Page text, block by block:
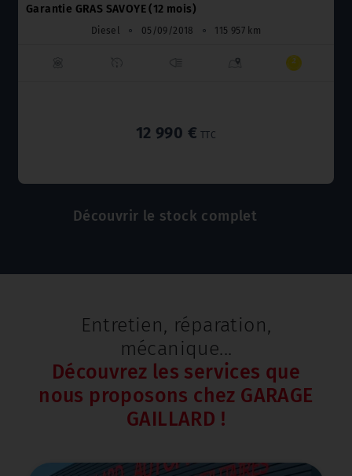
Garantie GRAS SAVOYE (12 mois)
Diesel ⚬ 05/09/2018 ⚬ 115 957 km
12 990 € TTC
Découvrir le stock complet
Entretien, réparation,
mécanique...
Découvrez les services que
nous proposons chez GARAGE
GAILLARD !